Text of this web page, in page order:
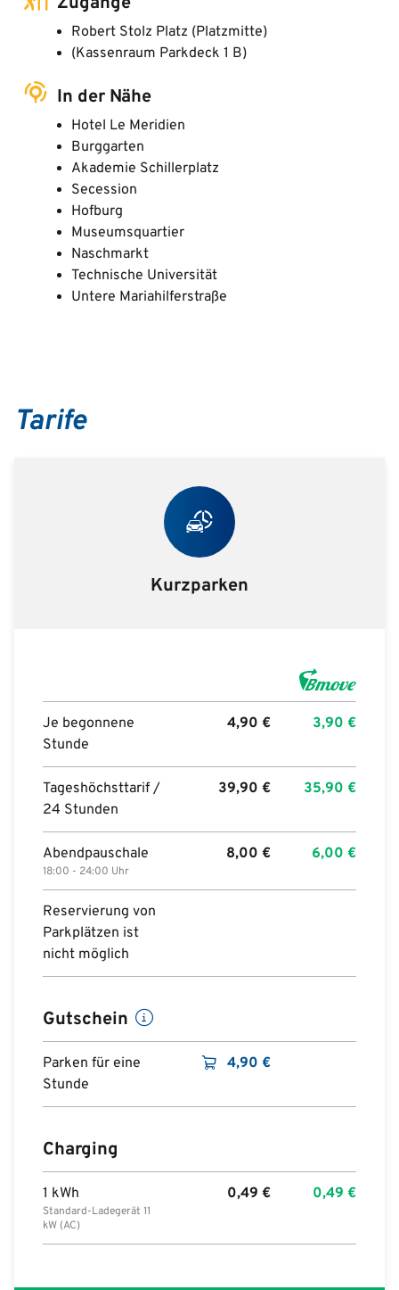
Robert Stolz Platz (Platzmitte)
(Kassenraum Parkdeck 1 B)
In der Nähe
Hotel Le Meridien
Burggarten
Akademie Schillerplatz
Secession
Hofburg
Museumsquartier
Naschmarkt
Technische Universität
Untere Mariahilferstraße
Tarife
Kurzparken
Je begonnene
Stunde
4,90 € 3,90 €
Tageshöchsttarif /
24 Stunden
39,90 € 35,90 €
Abendpauschale
18:00 - 24:00 Uhr
8,00 € 6,00 €
Reservierung von
Parkplätzen ist
nicht möglich
Gutschein
Parken für eine
Stunde
4,90 €
Charging
1 kWh
Standard-Ladegerät 11
kW (AC)
0,49 € 0,49 €